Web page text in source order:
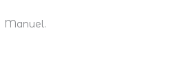
Manuel.